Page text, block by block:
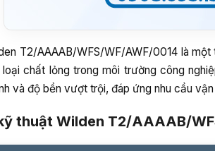
T2/AAAAB/WFS/WF/AWF/0014 là
loại chất lỏng trong môi trường công
và độ bền vượt trội, đáp ứng nhu cầu
thuật Wilden T2/AAAAB/